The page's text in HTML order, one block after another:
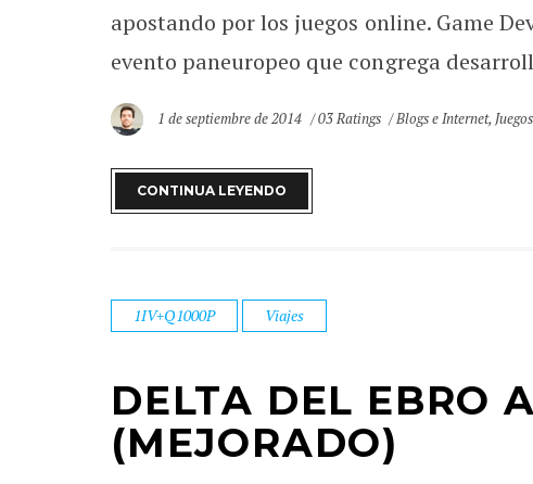
apostando por los juegos online. Game
evento paneuropeo que congrega
1 de septiembre de 2014 03 Ratings Blogs e Internet,
CONTINUA LEYENDO
1IV+Q1000P Viajes
DELTA DEL EBRO
(MEJORADO)